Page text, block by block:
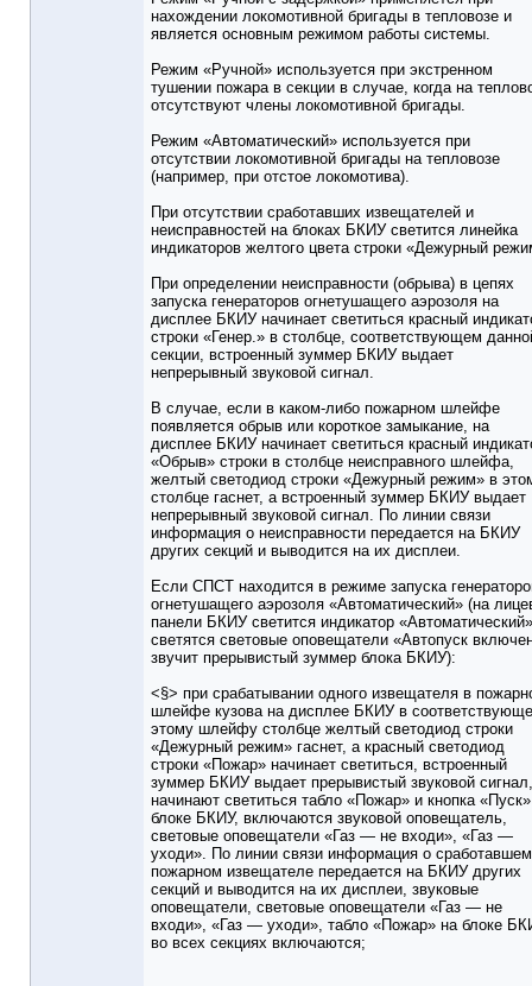
нахождении локомотивной бригады в тепловозе и
является основным режимом работы системы.
Режим «Ручной» используется при экстренном
тушении пожара в секции в случае, когда на
отсутствуют члены локомотивной бригады.
Режим «Автоматический» используется при
отсутствии локомотивной бригады на тепловозе
(например, при отстое локомотива).
При отсутствии сработавших извещателей и
неисправностей на блоках БКИУ светится линейка
индикаторов желтого цвета строки «Дежурный
При определении неисправности (обрыва) в цепях
запуска генераторов огнетушащего аэрозоля на
дисплее БКИУ начинает светиться красный
строки «Генер.» в столбце, соответствующем
секции, встроенный зуммер БКИУ выдает
непрерывный звуковой сигнал.
В случае, если в каком-либо пожарном шлейфе
появляется обрыв или короткое замыкание, на
дисплее БКИУ начинает светиться красный
«Обрыв» строки в столбце неисправного шлейфа,
желтый светодиод строки «Дежурный режим» в
столбце гаснет, а встроенный зуммер БКИУ выдает
непрерывный звуковой сигнал. По линии связи
информация о неисправности передается на БКИУ
других секций и выводится на их дисплеи.
Если СПСТ находится в режиме запуска
огнетушащего аэрозоля «Автоматический» (на
панели БКИУ светится индикатор
светятся световые оповещатели «Автопуск
звучит прерывистый зуммер блока БКИУ):
<§> при срабатывании одного извещателя в
шлейфе кузова на дисплее БКИУ в
этому шлейфу столбце желтый светодиод строки
«Дежурный режим» гаснет, а красный светодиод
строки «Пожар» начинает светиться, встроенный
зуммер БКИУ выдает прерывистый звуковой сигнал,
начинают светиться табло «Пожар» и кнопка
блоке БКИУ, включаются звуковой оповещатель,
световые оповещатели «Газ — не входи», «Газ —
уходи». По линии связи информация о сработавшем
пожарном извещателе передается на БКИУ других
секций и выводится на их дисплеи, звуковые
оповещатели, световые оповещатели «Газ — не
входи», «Газ — уходи», табло «Пожар» на блоке
во всех секциях включаются;